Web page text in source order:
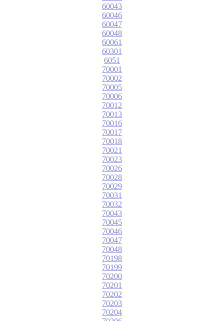
60043
60046
60047
60048
60061
60301
6051
70001
70002
70005
70006
70012
70013
70016
70017
70018
70021
70023
70026
70028
70029
70031
70032
70043
70045
70046
70047
70048
70198
70199
70200
70201
70202
70203
70204